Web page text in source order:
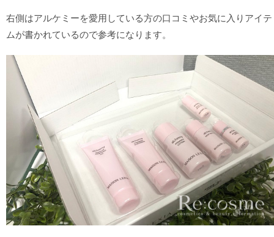
右側はアルケミーを愛用している方の口コミやお気に入りアイテ
ムが書かれているので参考になります。